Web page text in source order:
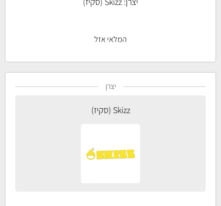
המלאי אזל
יצרן
Skizz (סקיז)